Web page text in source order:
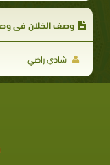
وصف الخلان في
شادي راضي